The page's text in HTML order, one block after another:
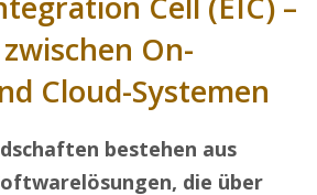
On-
Cloud-Systemen
bestehen aus
die über